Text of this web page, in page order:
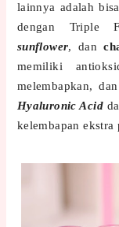
lainnya adalah
dengan Triple
sunflower, dan
memiliki
melembapkan,
Hyaluronic Acid
kelembapan ekstra